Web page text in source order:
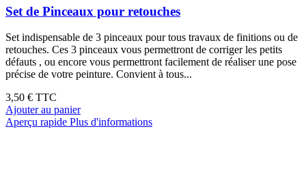
Set de Pinceaux pour retouches
Set indispensable de 3 pinceaux pour tous travaux de finitions ou de
retouches. Ces 3 pinceaux vous permettront de corriger les petits
défauts , ou encore vous permettront facilement de réaliser une pose
précise de votre peinture. Convient à tous...
3,50 € TTC
Ajouter au panier
Aperçu rapide Plus d'informations